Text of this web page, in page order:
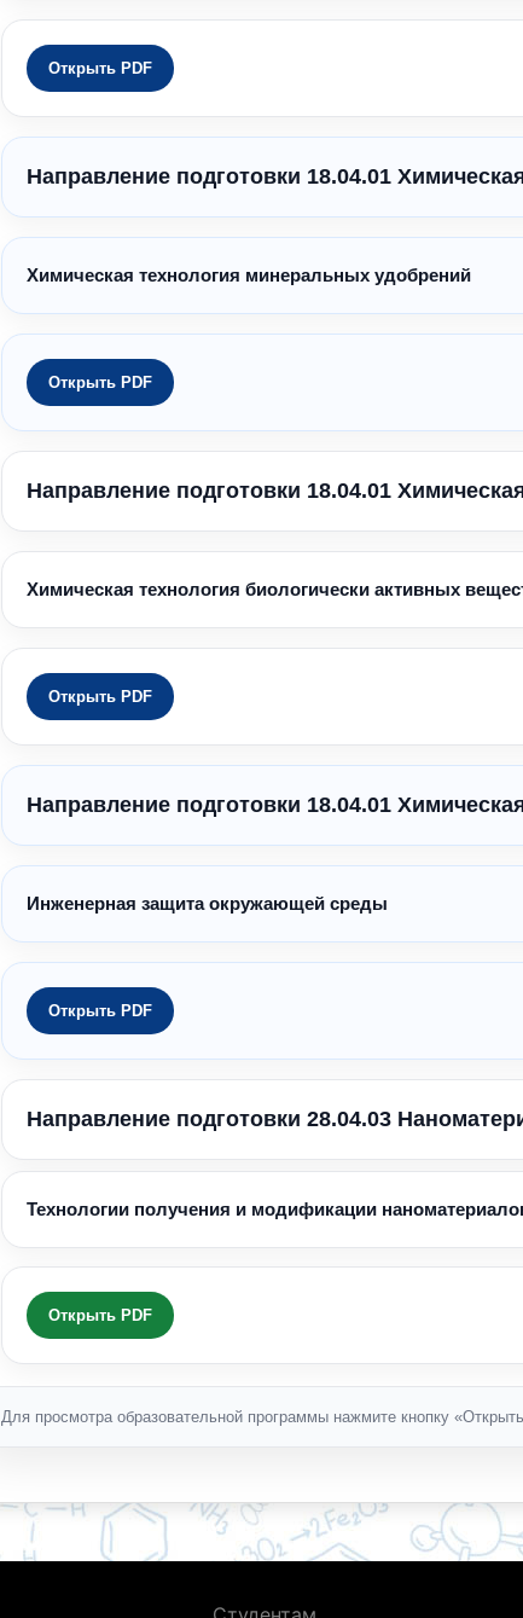
Открыть PDF
Направление подготовки 18.04.01
Химическая технология минеральных удобрений
Открыть PDF
Направление подготовки 18.04.01
Химическая технология биологически активных
Открыть PDF
Направление подготовки 18.04.01
Инженерная защита окружающей среды
Открыть PDF
Направление подготовки 28.04.03
Технологии получения и модификации
Открыть PDF
Для просмотра образовательной программы нажмите кнопку